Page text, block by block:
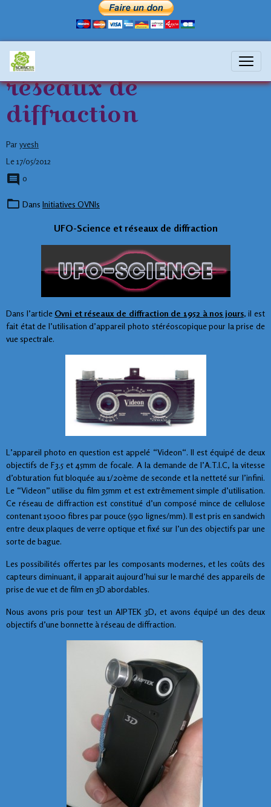
UFO-Science et
réseaux de
diffraction
Par yvesh
Le 17/05/2012
0
Dans Initiatives OVNIs
UFO-Science et réseaux de diffraction
Dans l’article Ovni et réseaux de diffraction de 1952 à nos jours, il est
fait état de l’utilisation d’appareil photo stéréoscopique pour la prise de
vue spectrale.
L’appareil photo en question est appelé “Videon“. Il est équipé de deux
objectifs de F3.5 et 45mm de focale. A la demande de l’A.T.I.C, la vitesse
d’obturation fut bloquée au 1/20ème de seconde et la netteté sur l’infini.
Le “Videon” utilise du film 35mm et est extrêmement simple d’utilisation.
Ce réseau de diffraction est constitué d’un composé mince de cellulose
contenant 15000 fibres par pouce (590 lignes/mm). Il est pris en sandwich
entre deux plaques de verre optique et fixé sur l’un des objectifs par une
sorte de bague.
Les possibilités offertes par les composants modernes, et les coûts des
capteurs diminuant, il apparait aujourd’hui sur le marché des appareils de
prise de vue et de film en 3D abordables.
Nous avons pris pour test un AIPTEK 3D, et avons équipé un des deux
objectifs d’une bonnette à réseau de diffraction.